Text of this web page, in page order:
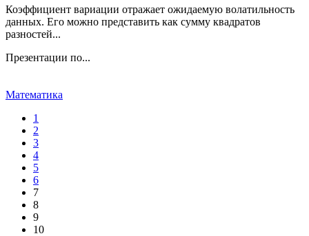
Коэффициент вариации отражает ожидаемую волатильность
данных. Его можно представить как сумму квадратов
разностей...
Презентации по...
Математика
1
2
3
4
5
6
7
8
9
10